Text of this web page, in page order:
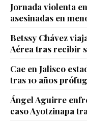
Jornada violenta
asesinadas en
Betssy Chávez
Aérea tras recibir
Cae en Jalisco
tras 10 años
Ángel Aguirre
caso Ayotzinapa